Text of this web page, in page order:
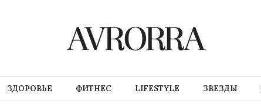
ЗДОРОВЬЕ ФИТНЕС LIFESTYLE ЗВЕЗДЫ